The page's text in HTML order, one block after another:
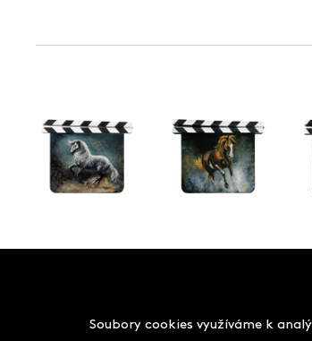
Salon
Soubory cookies využíváme k